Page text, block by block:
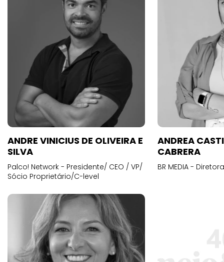
ANDRE VINICIUS DE OLIVEIRA E
SILVA
Palco! Network - Presidente/ CEO / VP/
Sócio Proprietário/C-level
ANDREA
CABRERA
BR MEDIA -